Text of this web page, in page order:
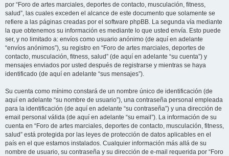
por “Foro de artes marciales, deportes de contacto, musculación, fitness,
salud”, las cuales exceden el alcance de este documento que solamente se
refiere a las páginas creadas por el software phpBB. La segunda vía mediante
la que obtenemos su información es mediante lo que usted envía. Esto puede
ser, y no limitado a: envíos como usuario anónimo (de aquí en adelante
“envíos anónimos”), su registro en “Foro de artes marciales, deportes de
contacto, musculación, fitness, salud” (de aquí en adelante “su cuenta”) y
mensajes enviados por usted después de registrarse y mientras se haya
identificado (de aquí en adelante “sus mensajes”).
Su cuenta como mínimo constará de un nombre único de identificación (de
aquí en adelante “su nombre de usuario”), una contraseña personal empleada
para la identificación (de aquí en adelante “su contraseña”) y una dirección de
email personal válida (de aquí en adelante “su email”). La información de su
cuenta en “Foro de artes marciales, deportes de contacto, musculación, fitness,
salud” está protegida por las leyes de protección de datos aplicables en el
país en el que estamos instalados. Cualquier información más allá de su
nombre de usuario, su contraseña y su dirección de e-mail requerida por “Foro